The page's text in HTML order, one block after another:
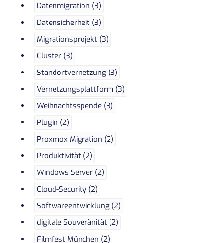
Datenmigration (3)
Datensicherheit (3)
Migrationsprojekt (3)
Cluster (3)
Standortvernetzung (3)
Vernetzungsplattform (3)
Weihnachtsspende (3)
Plugin (2)
Proxmox Migration (2)
Produktivität (2)
Windows Server (2)
Cloud-Security (2)
Softwareentwicklung (2)
digitale Souveränität (2)
Filmfest München (2)